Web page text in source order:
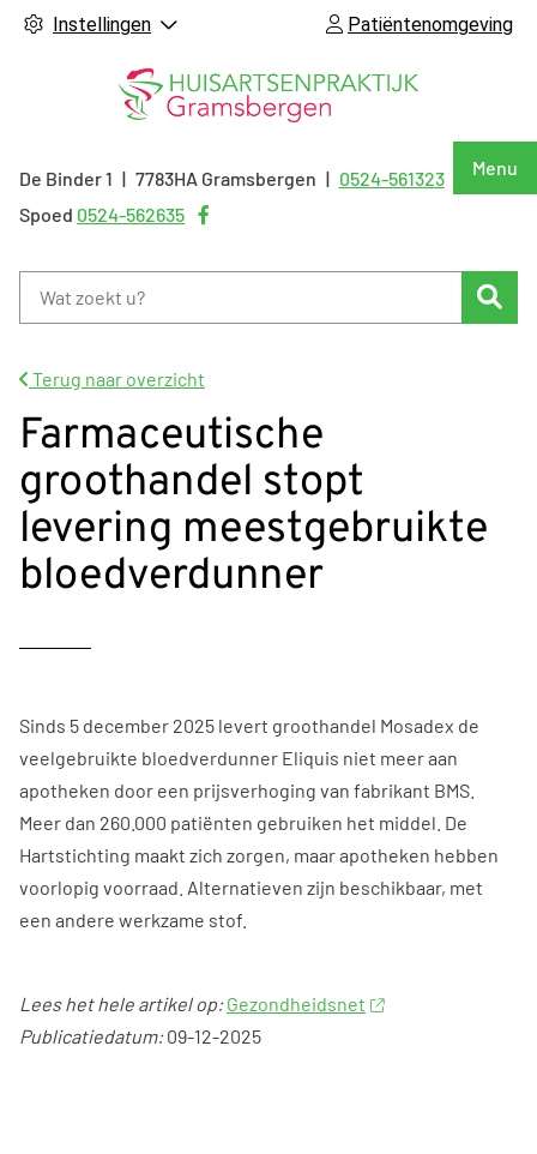
Instellingen Patiëntenomgeving
Menu
De Binder1 7783HA Gramsbergen Tel:
0524-561323
Spoed 0524-562635
pagina
Terug naar overzicht
Farmaceutische
groothandel stopt
levering meestgebruikte
bloedverdunner
Sinds 5 december 2025 levert groothandel Mosadex de
veelgebruikte bloedverdunner Eliquis niet meer aan
apotheken door een prijsverhoging van fabrikant BMS.
Meer dan 260.000 patiënten gebruiken het middel. De
Hartstichting maakt zich zorgen, maar apotheken hebben
voorlopig voorraad. Alternatieven zijn beschikbaar, met
een andere werkzame stof.
Lees het hele artikel op: Gezondheidsnet
Publicatiedatum:09-12-2025